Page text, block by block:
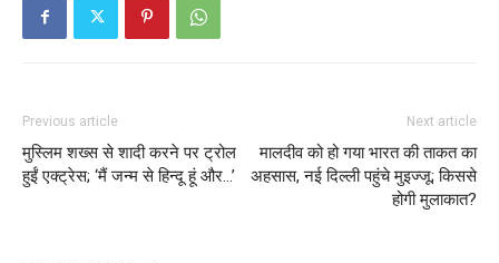
Previous article
मुस्लिम शख्स से शादी करने पर ट्रोल
हुईं एक्ट्रेस; ‘मैं जन्म से हिन्दू हूं और…’
Next article
मालदीव को हो गया भारत की ताकत का
अहसास, नई दिल्ली पहुंचे मुइज्जू; किससे
होगी मुलाकात?